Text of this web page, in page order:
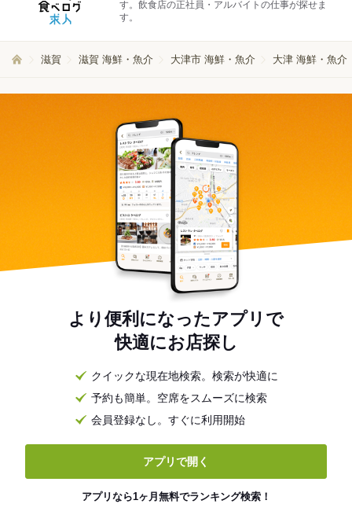
す。飲食店の正社員・アルバイトの仕事が探せま
す。
滋賀 滋賀 海鮮・魚介 大津市 海鮮・魚介 大津 海鮮・魚介
より便利になったアプリで
快適にお店探し
クイックな現在地検索。検索が快適に
予約も簡単。空席をスムーズに検索
会員登録なし。すぐに利用開始
アプリで開く
アプリなら1ヶ月無料でランキング検索！